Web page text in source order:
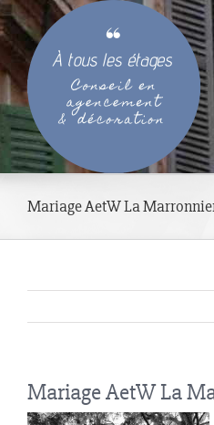
Passer
au
contenu
Mariage AetW La
Mariage AetW La